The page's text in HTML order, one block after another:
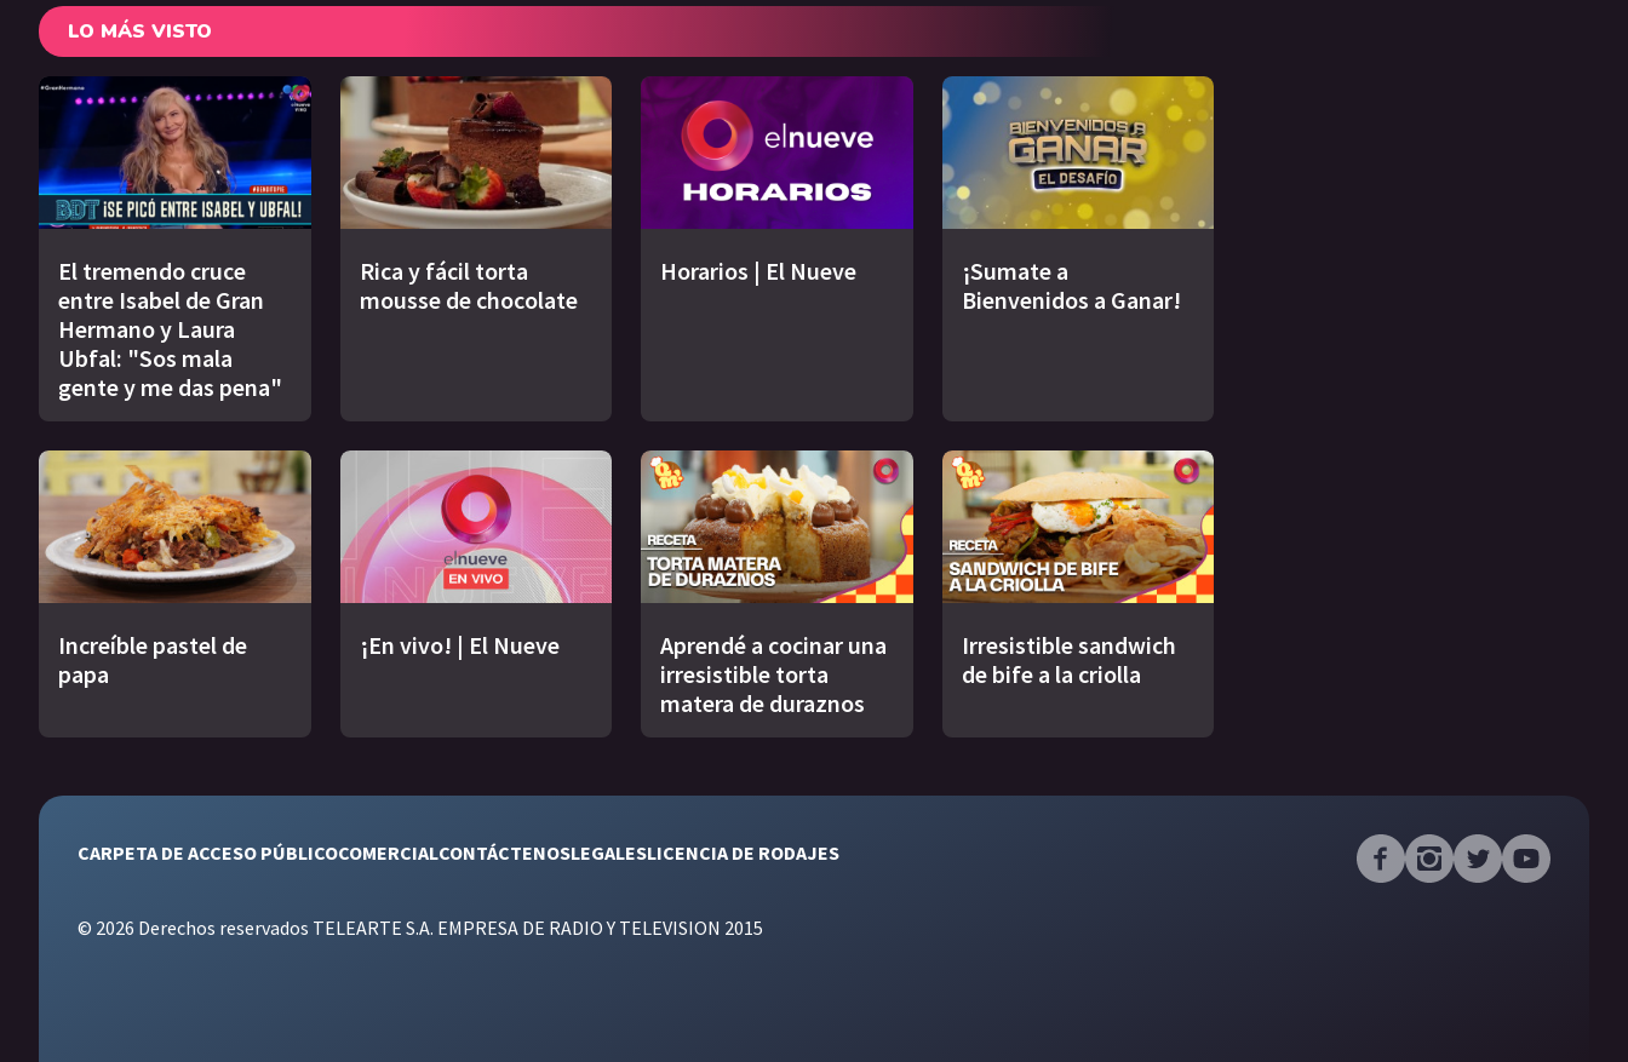
LO MÁS VISTO
El tremendo cruce
entre Isabel de Gran
Hermano y Laura
Ubfal: "Sos mala
gente y me das pena"
Rica y fácil torta
mousse de chocolate
Horarios | El Nueve
¡Sumate a
Bienvenidos a Ganar!
Increíble pastel de
papa
¡En vivo! | El Nueve
Aprendé a cocinar una
irresistible torta
matera de duraznos
Irresistible sandwich
de bife a la criolla
CARPETA DE ACCESO PÚBLICOCOMERCIALCONTÁCTENOSLEGALESLICENCIA DE RODAJES
© 2026 Derechos reservados TELEARTE S.A. EMPRESA DE RADIO Y TELEVISION 2015